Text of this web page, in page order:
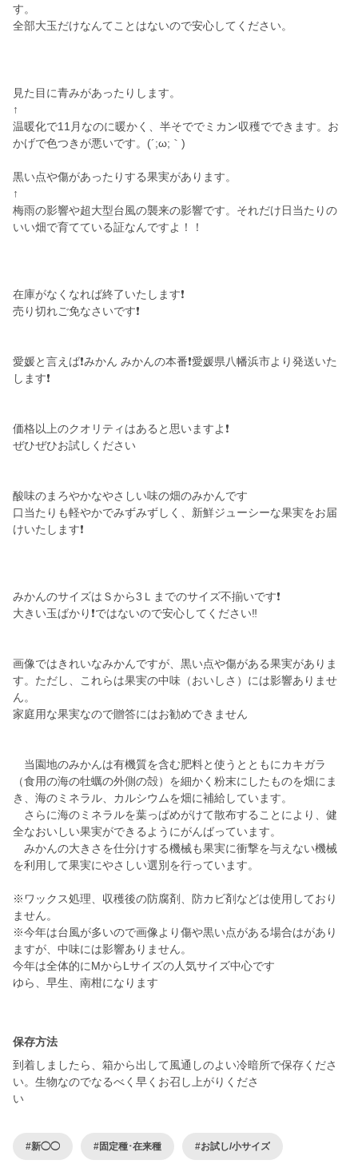
す。
全部大玉だけなんてことはないので安心してください。
見た目に青みがあったりします。
↑
温暖化で11月なのに暖かく、半そででミカン収穫でできます。お
かげで色つきが悪いです。(´;ω;｀)
黒い点や傷があったりする果実があります。
↑
梅雨の影響や超大型台風の襲来の影響です。それだけ日当たりの
いい畑で育てている証なんですよ！！
在庫がなくなれば終了いたします❗
売り切れご免なさいです❗
愛媛と言えば❗みかん みかんの本番❗愛媛県八幡浜市より発送いた
します❗
価格以上のクオリティはあると思いますよ❗
ぜひぜひお試しください
酸味のまろやかなやさしい味の畑のみかんです
口当たりも軽やかでみずみずしく、新鮮ジューシーな果実をお届
けいたします❗
みかんのサイズはＳから3Ｌまでのサイズ不揃いです❗
大きい玉ばかり❗ではないので安心してください‼️
画像ではきれいなみかんですが、黒い点や傷がある果実がありま
す。ただし、これらは果実の中味（おいしさ）には影響ありませ
ん。
家庭用な果実なので贈答にはお勧めできません
当園地のみかんは有機質を含む肥料と使うとともにカキガラ
（食用の海の牡蠣の外側の殻）を細かく粉末にしたものを畑にま
き、海のミネラル、カルシウムを畑に補給しています。
さらに海のミネラルを葉っぱめがけて散布することにより、健
全なおいしい果実ができるようにがんばっています。
みかんの大きさを仕分けする機械も果実に衝撃を与えない機械
を利用して果実にやさしい選別を行っています。
※ワックス処理、収穫後の防腐剤、防カビ剤などは使用しており
ません。
※今年は台風が多いので画像より傷や黒い点がある場合はがあり
ますが、中味には影響ありません。
今年は全体的にMからLサイズの人気サイズ中心です
ゆら、早生、南柑になります
保存方法
到着しましたら、箱から出して風通しのよい冷暗所で保存くださ
い。生物なのでなるべく早くお召し上がりくださ
#新◯◯ #固定種･在来種 #お試し/小サイズ